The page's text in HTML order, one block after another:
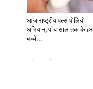
आज राष्ट्रीय पल्स पोलियो
अभियान, पांच साल तक के हर
बच्चे...